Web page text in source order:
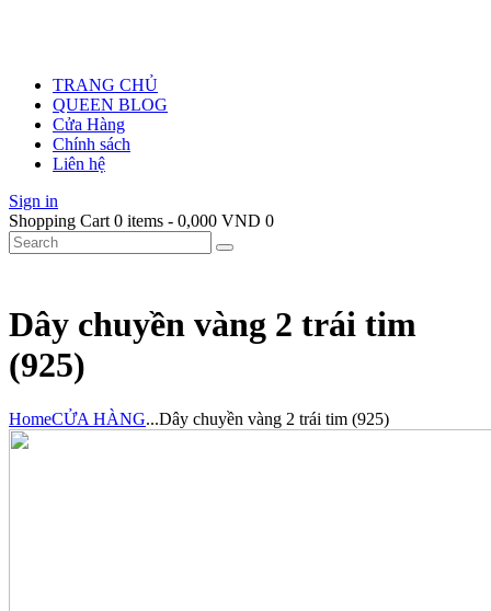
TRANG CHỦ
QUEEN BLOG
Cửa Hàng
Chính sách
Liên hệ
Sign in
Shopping Cart 0 items - 0,000 VND 0
Dây chuyền vàng 2 trái tim
(925)
HomeCỬA HÀNG...Dây chuyền vàng 2 trái tim (925)